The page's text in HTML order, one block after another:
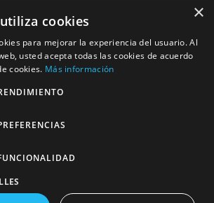
подписок делают возможным
тариф в соответственно от степени
Некоммерческие ознакомительные
возможность оценить уровень
без материальных обязанностей.
вариантов до эксклюзивного
опциями.
и возможность создания множественных
денежно прибыльным Pinco для
надзор и персональные
участника семьи гарантируют
содержимого для потребителей
×
cookies
para mejorar la experiencia del usuario. Al
usted acepta todas las cookies de acuerdo
cookies. Más información